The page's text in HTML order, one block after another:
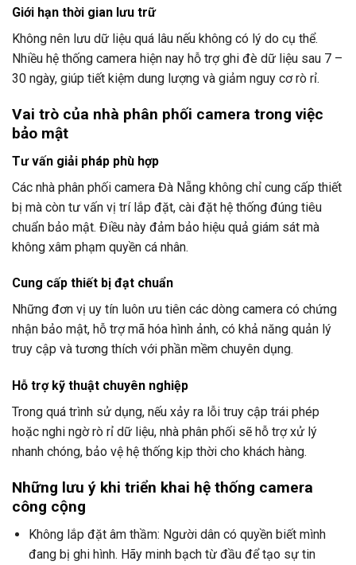
Giới hạn thời gian lưu trữ
Không nên lưu dữ liệu quá lâu nếu không có lý do cụ thể.
Nhiều hệ thống camera hiện nay hỗ trợ ghi đè dữ liệu sau 7 –
30 ngày, giúp tiết kiệm dung lượng và giảm nguy cơ rò rỉ.
Vai trò của nhà phân phối camera trong việc
bảo mật
Tư vấn giải pháp phù hợp
Các nhà phân phối camera Đà Nẵng không chỉ cung cấp thiết
bị mà còn tư vấn vị trí lắp đặt, cài đặt hệ thống đúng tiêu
chuẩn bảo mật. Điều này đảm bảo hiệu quả giám sát mà
không xâm phạm quyền cá nhân.
Cung cấp thiết bị đạt chuẩn
Những đơn vị uy tín luôn ưu tiên các dòng camera có chứng
nhận bảo mật, hỗ trợ mã hóa hình ảnh, có khả năng quản lý
truy cập và tương thích với phần mềm chuyên dụng.
Hỗ trợ kỹ thuật chuyên nghiệp
Trong quá trình sử dụng, nếu xảy ra lỗi truy cập trái phép
hoặc nghi ngờ rò rỉ dữ liệu, nhà phân phối sẽ hỗ trợ xử lý
nhanh chóng, bảo vệ hệ thống kịp thời cho khách hàng.
Những lưu ý khi triển khai hệ thống camera
công cộng
Không lắp đặt âm thầm: Người dân có quyền biết mình
đang bị ghi hình. Hãy minh bạch từ đầu để tạo sự tin